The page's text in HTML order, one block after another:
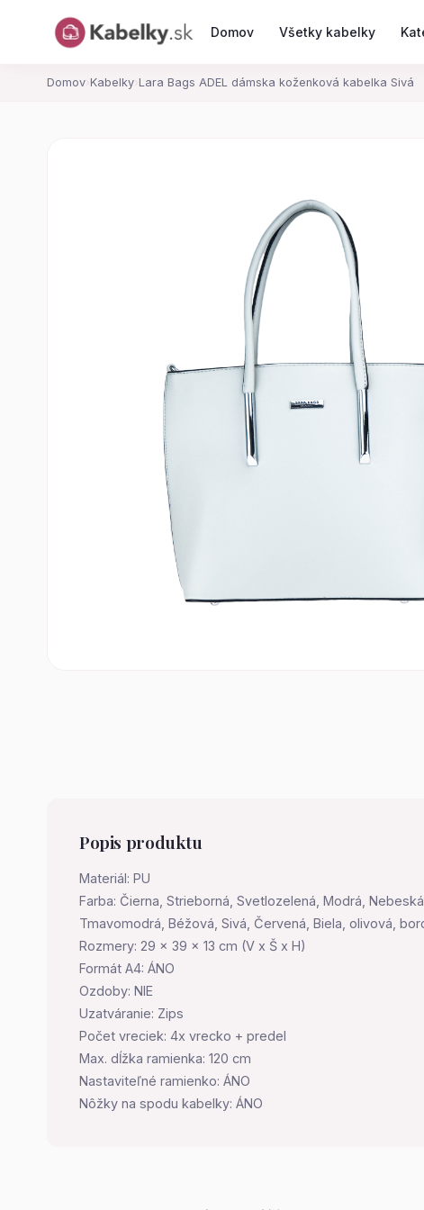
Domov Všetky kabelky
Domov› Kabelky› Lara Bags ADEL dámska koženková kabelka Sivá
Popis produktu
Materiál: PU
Farba: Čierna, Strieborná, Svetlozelená, Modrá,
Tmavomodrá, Béžová, Sivá, Červená, Biela, olivová,
Rozmery: 29 x 39 x 13 cm (V x Š x H)
Formát A4: ÁNO
Ozdoby: NIE
Uzatváranie: Zips
Počet vreciek: 4x vrecko + predel
Max. dĺžka ramienka: 120 cm
Nastaviteľné ramienko: ÁNO
Nôžky na spodu kabelky: ÁNO